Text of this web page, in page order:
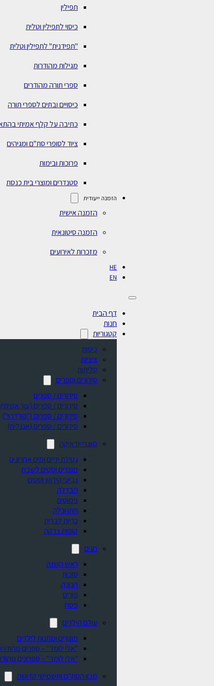
תפילין
כיסוי לתפילין וטלית
"תפידנית" לתפילין וטלית
מגילות מהודרות
ספרי תורה מהודרים
כיסויים ובתים לספרי תורה
כתיבה על קלף אמיתי
ציוד לסופרי סת"ם ומגיהים
פרוכות ובימות
סטנדרים ומוצרי בית כנסת
הזמנה ייעודית
הזמנה אישית
הזמנה סיטונאית
מזכרות לאירועים
HE
EN
דף הבית
חנות
קטגוריות
כיפות
ציציות
טליתות
סידורים וספרים
סידורים / ספרים
⁠סידורים / ספרים (עור אמיתי)
סידורים / ספרים ("קורדרוי")
סידורים / ספרים (אנגלית)
מוצרי יודאיקה
נטילת ידיים ומים אחרונים
מוצרים וסטים לשבת
גביעי קידוש וסטים
הבדלה
פמוטים
חתן וכלה
כריות לברית
קופות צדקה
חגים
ראש השנה
סוכות
חנוכה
פורים
פסח
עולם הילדים
מוצרים ומתנות לילדים
"אלי לומד" – ספרים
"אלי לומד" – ספרונים
מכון הסת"ם ותשמישי קדושה